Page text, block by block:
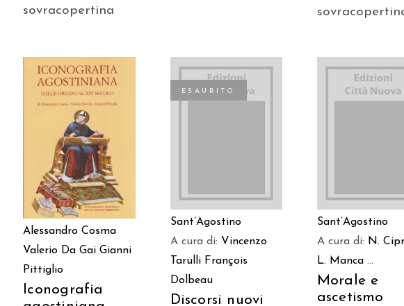
sovracopertina
AGGIUNGI AL
CARRELLO
Alessandro Cosma
Valerio Da Gai Gianni
Pittiglio
Iconografia
ESAURITO
Sant’Agostino
A cura di: Vincenzo
Tarulli François
Dolbeau
Discorsi nuovi
Sant’Agostino
A cura di: N.
L. Manca ...
Morale e
ascetismo